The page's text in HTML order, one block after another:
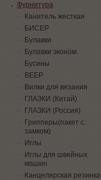
Фурнитура
Канитель жесткая
БИСЕР
Булавки
Булавки эконом.
Бусины
ВЕЕР
Вилки для вязания
ГЛАЗКИ (Китай)
ГЛАЗКИ (Россия)
Грипперы(пакет с
замком)
Иглы
Иглы для швейных
машин
Канцелярская резинка